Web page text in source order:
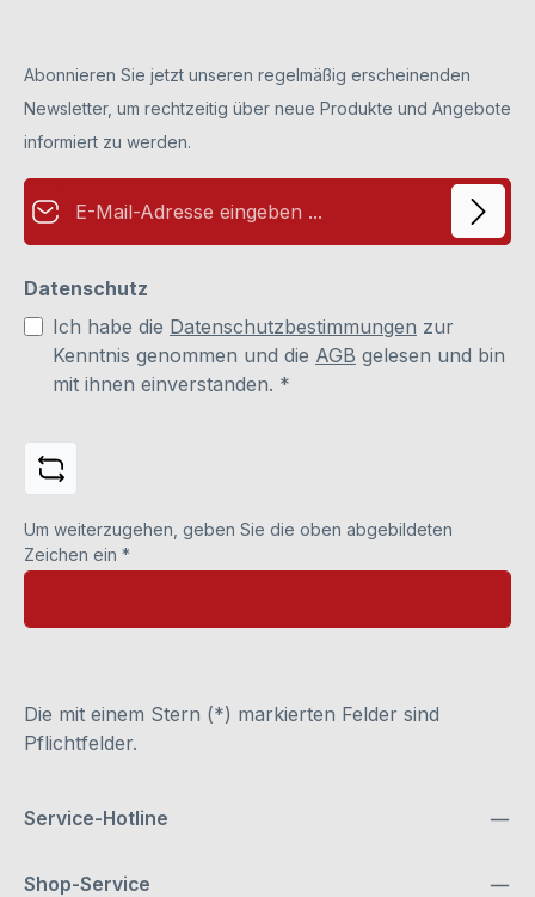
Abonnieren Sie jetzt unseren regelmäßig erscheinenden
Newsletter, um rechtzeitig über neue Produkte und Angebote
informiert zu werden.
E-Mail-Adresse*
Datenschutz
Ich habe die Datenschutzbestimmungen zur
Kenntnis genommen und die AGB gelesen und bin
mit ihnen einverstanden. *
Um weiterzugehen, geben Sie die oben abgebildeten
Zeichen ein *
Die mit einem Stern (*) markierten Felder sind
Pflichtfelder.
Service-Hotline
Shop-Service